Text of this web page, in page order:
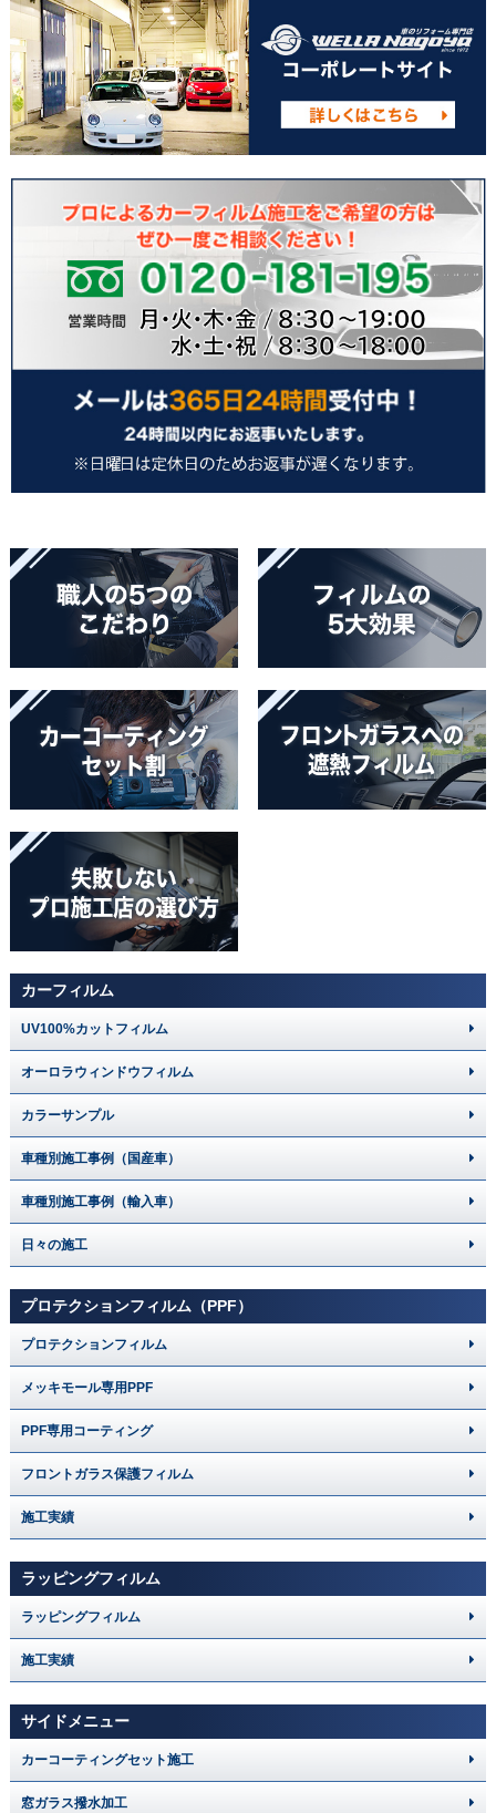
カーフィルム
UV100%カットフィルム
オーロラウィンドウフィルム
カラーサンプル
車種別施工事例（国産車）
車種別施工事例（輸入車）
日々の施工
プロテクションフィルム（PPF）
プロテクションフィルム
メッキモール専用PPF
PPF専用コーティング
フロントガラス保護フィルム
施工実績
ラッピングフィルム
ラッピングフィルム
施工実績
サイドメニュー
カーコーティングセット施工
窓ガラス撥水加工